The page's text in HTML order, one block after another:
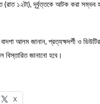
(রাত ১২টা), দূর্বৃত্তকে আটক করা সম্ভব
আলম জানান, প্রত্যক্ষদর্শী ও
বিস্তারিত জানানো হবে।
X